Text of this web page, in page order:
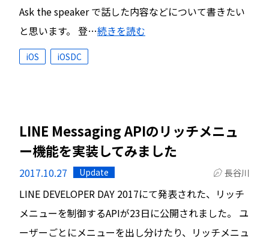
Ask the speaker で話した内容などについて書きたい
と思います。 登…続きを読む
iOS iOSDC
LINE Messaging APIのリッチメニュ
ー機能を実装してみました
2017.10.27 Update 長谷川
LINE DEVELOPER DAY 2017にて発表された、リッチ
メニューを制御するAPIが23日に公開されました。 ユ
ーザーごとにメニューを出し分けたり、リッチメニュ